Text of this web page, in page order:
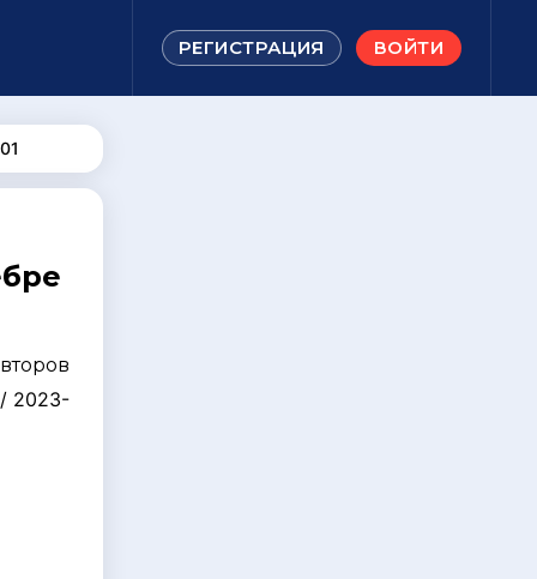
РЕГИСТРАЦИЯ ВОЙТИ
2023-